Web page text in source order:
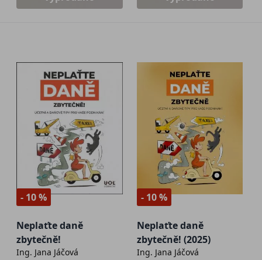
- 10 %
Neplaťte daně
zbytečně!
Ing. Jana Jáčová
- 10 %
Neplaťte daně
zbytečně! (2025)
Ing. Jana Jáčová